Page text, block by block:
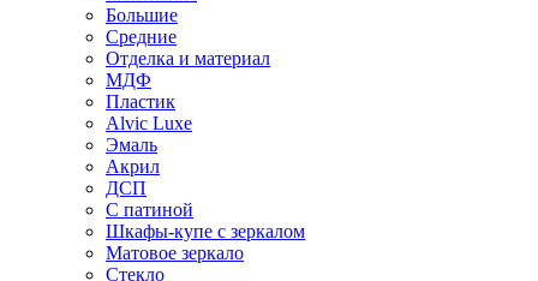
Большие
Средние
Отделка и материал
МДФ
Пластик
Alvic Luxe
Эмаль
Акрил
ДСП
С патиной
Шкафы-купе с зеркалом
Матовое зеркало
Стекло